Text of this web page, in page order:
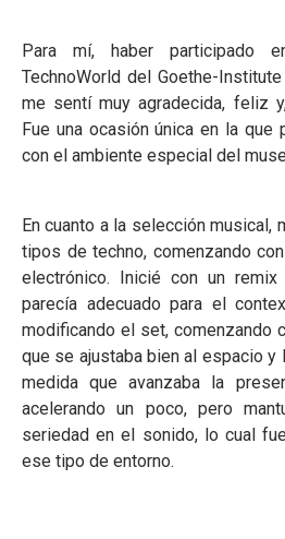
Para mí, haber participado
TechnoWorld del Goethe-
me sentí muy agradecida, feliz
Fue una ocasión única en la que
con el ambiente especial del
En cuanto a la selección musical,
tipos de techno, comenzando
electrónico. Inicié con un
parecía adecuado para el
modificando el set, comenzando
que se ajustaba bien al espacio y
medida que avanzaba la
acelerando un poco, pero
seriedad en el sonido, lo cual
ese tipo de entorno.